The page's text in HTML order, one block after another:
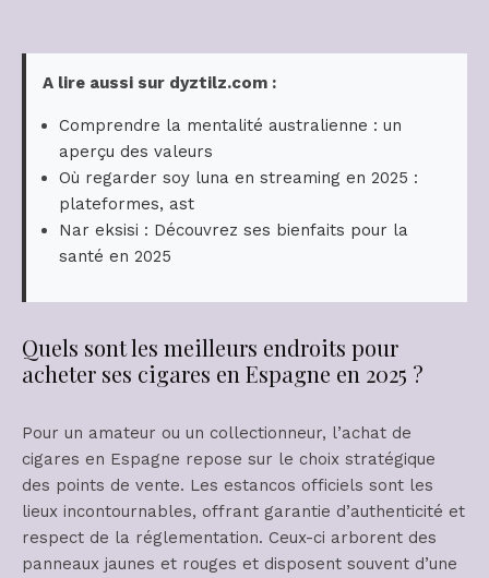
A lire aussi sur dyztilz.com :
Comprendre la mentalité australienne : un
aperçu des valeurs
Où regarder soy luna en streaming en 2025 :
plateformes, ast
Nar eksisi : Découvrez ses bienfaits pour la
santé en 2025
Quels sont les meilleurs endroits pour
acheter ses cigares en Espagne en 2025 ?
Pour un amateur ou un collectionneur, l’achat de
cigares en Espagne repose sur le choix stratégique
des points de vente. Les estancos officiels sont les
lieux incontournables, offrant garantie d’authenticité et
respect de la réglementation. Ceux-ci arborent des
panneaux jaunes et rouges et disposent souvent d’une